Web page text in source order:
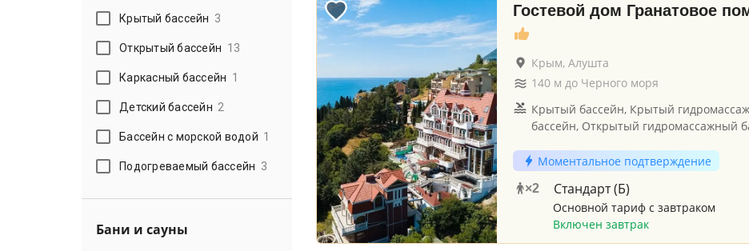
Крытый бассейн 3
Открытый бассейн 13
Каркасный бассейн 1
Детский бассейн 2
Бассейн с морской водой 1
Подогреваемый бассейн 3
Бани и сауны
Гостевой дом Гранатовое
Крым, Алушта
140м до Черного моря
Крытый бассейн, Крытый
бассейн, Открытый гидромассажный
Моментальное подтверждение
×2 Стандарт (Б)
Основной тариф с завтраком
Включен завтрак